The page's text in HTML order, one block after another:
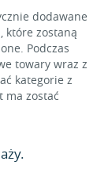
dodawane
które zostaną
Podczas
towary wraz z
kategorie z
ma zostać